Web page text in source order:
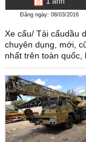
Đăng ngày: 08/03/2016
Xe cẩu/ Tải cẩudầu
chuyên dụng, mới,
nhất trên toàn quốc,